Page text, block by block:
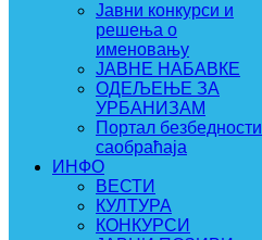
Јавни конкурси и
решења о
именовању
ЈАВНЕ НАБАВКЕ
ОДЕЉЕЊЕ ЗА
УРБАНИЗАМ
Портал безбедности
саобраћаја
ИНФО
ВЕСТИ
КУЛТУРА
КОНКУРСИ